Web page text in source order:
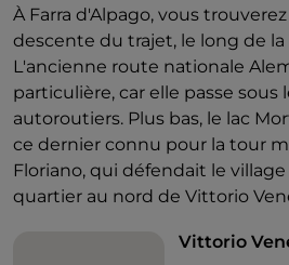
À Farra d'Alpago, vous
descente du trajet, le long de la
L'ancienne route nationale
particulière, car elle passe sous
autoroutiers. Plus bas, le lac
ce dernier connu pour la tour
Floriano, qui défendait le village
quartier au nord de Vittorio
Vittorio